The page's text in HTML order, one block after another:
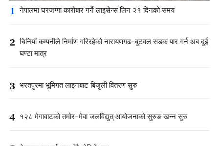
1 नेपालमा घरजग्गा कारोबार गर्ने लाइसेन्स लिन २१ दिनको समय
2 चिनियाँ कम्पनीले निर्माण गरिरहेको नारायणगढ–बुटवल सडक पार गर्न अब दुई
घण्टा मात्र
3 भरतपुरमा भूमिगत लाइनबाट बिजुली वितरण सुरु
4 १२८ मेगावाटको तमोर–मेवा जलविद्युत् आयोजनाको सुरुङ खन्न सुरु